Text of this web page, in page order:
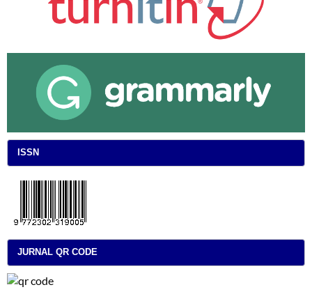
ISSN
JURNAL QR CODE